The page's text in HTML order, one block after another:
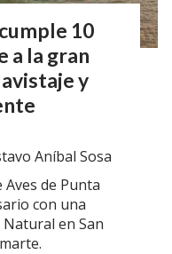
10
a la gran
y
Aníbal Sosa
Aves de Punta
con una
en San